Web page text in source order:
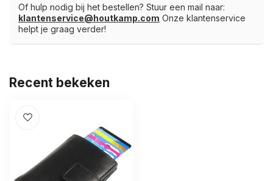
Of hulp nodig bij het bestellen? Stuur een mail naar:
klantenservice@houtkamp.com Onze klantenservice
helpt je graag verder!
Recent bekeken